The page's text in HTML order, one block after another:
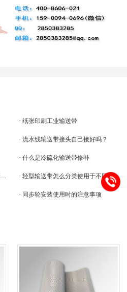
· 纸张印刷工业输送带
· 流水线输送带接头自己接好吗？
· 什么是冷硫化输送带修补
· 耐热输送带介绍，怎么区分它的好坏呢 · 轻型输送带怎么分类使用于不同行业呢？
· 同步轮安装使用时的注意事项